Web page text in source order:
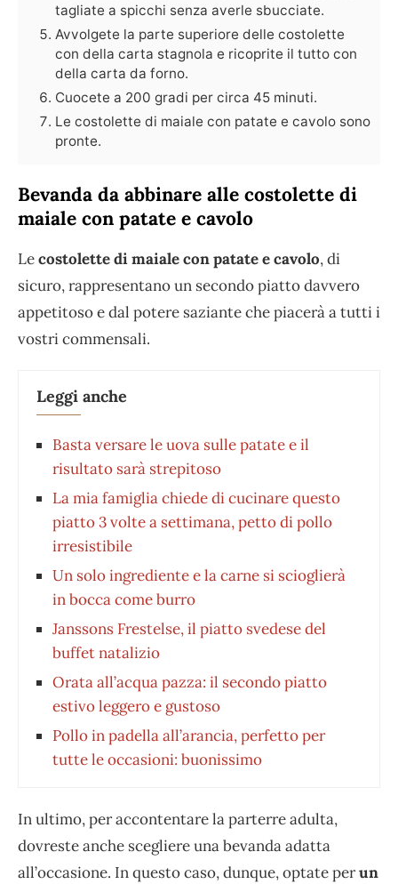
tagliate a spicchi senza averle sbucciate.
Avvolgete la parte superiore delle costolette
con della carta stagnola e ricoprite il tutto con
della carta da forno.
Cuocete a 200 gradi per circa 45 minuti.
Le costolette di maiale con patate e cavolo sono
pronte.
Bevanda da abbinare alle costolette di
maiale con patate e cavolo
Lecostolette di maiale con patate e cavolo, di
sicuro, rappresentano un secondo piatto davvero
appetitoso e dal potere saziante che piacerà a tutti i
vostri commensali.
Leggi anche
Basta versare le uova sulle patate e il
risultato sarà strepitoso
La mia famiglia chiede di cucinare questo
piatto 3 volte a settimana, petto di pollo
irresistibile
Un solo ingrediente e la carne si scioglierà
in bocca come burro
Janssons Frestelse, il piatto svedese del
buffet natalizio
Orata all’acqua pazza: il secondo piatto
estivo leggero e gustoso
Pollo in padella all’arancia, perfetto per
tutte le occasioni: buonissimo
In ultimo, per accontentare la parterre adulta,
dovreste anche scegliere una bevanda adatta
all’occasione. In questo caso, dunque, optate perun